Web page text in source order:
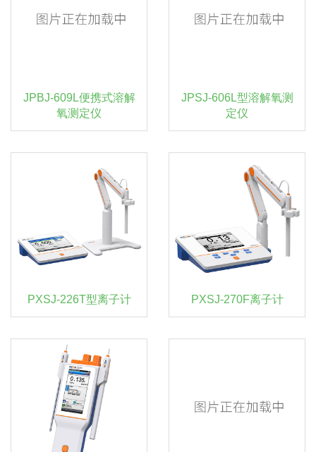
JPBJ-609L便携式溶解
氧测定仪
JPSJ-606L型溶解氧测
定仪
PXSJ-226T型离子计 PXSJ-270F离子计